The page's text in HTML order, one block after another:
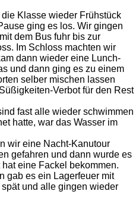
Klasse wieder Frühstück
ging es los. Wir gingen
dem Bus fuhr bis zur
Im Schloss machten wir
dann wieder eine Lunch-
und dann ging es zu einem
selber mischen lassen
Verbot für den Rest
fast alle wieder schwimmen
hatte, war das Wasser im
wir eine Nacht-Kanutour
gefahren und dann wurde es
eine Fackel bekommen.
gab es ein Lagerfeuer mit
und alle gingen wieder